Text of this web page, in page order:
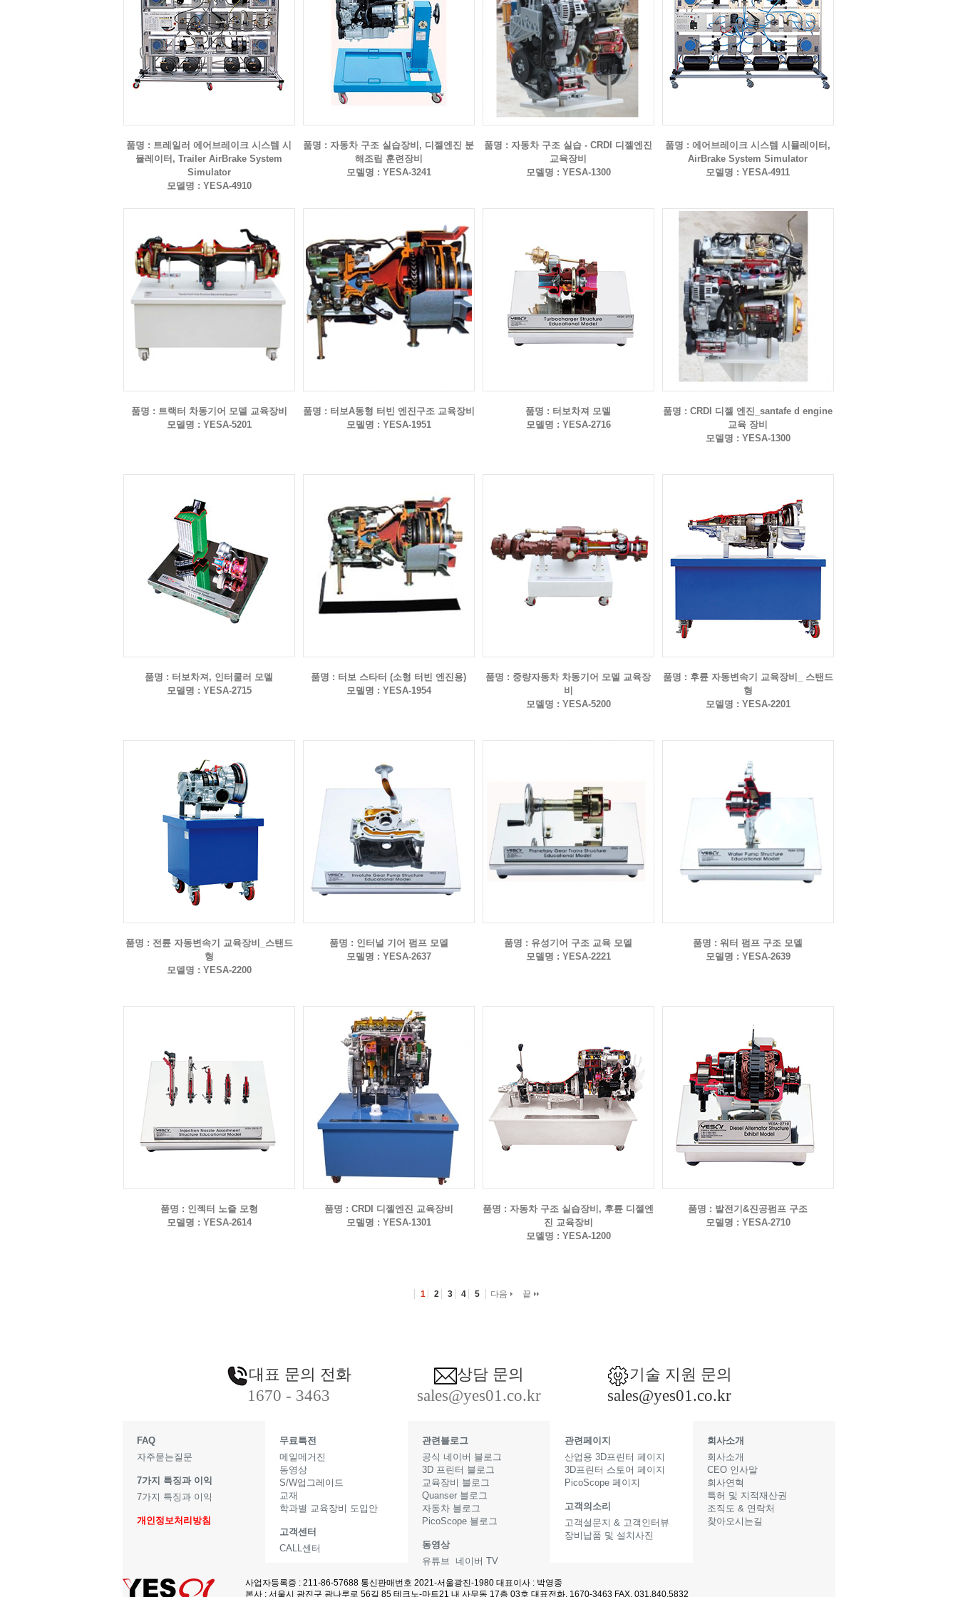
품명 : 트레일러 에어브레이크 시스템 시
뮬레이터, Trailer AirBrake System
Simulator
모델명 : YESA-4910
품명 : 자동차 구조 실습장비, 디젤엔진 분
해조립 훈련장비
모델명 : YESA-3241
품명 : 자동차 구조 실습 - CRDI 디젤엔진
교육장비
모델명 : YESA-1300
품명 : 에어브레이크 시스템 시뮬레이터,
AirBrake System Simulator
모델명 : YESA-4911
품명 : 트랙터 차동기어 모델 교육장비
모델명 : YESA-5201
품명 : 터보A동형 터빈 엔진구조 교육장비
모델명 : YESA-1951
품명 : 터보차져 모델
모델명 : YESA-2716
품명 : CRDI 디젤 엔진_santafe d engine
교육 장비
모델명 : YESA-1300
품명 : 터보차져, 인터쿨러 모델
모델명 : YESA-2715
품명 : 터보 스타터 (소형 터빈 엔진용)
모델명 : YESA-1954
품명 : 중량자동차 차동기어 모델 교육장
비
모델명 : YESA-5200
품명 : 후륜 자동변속기 교육장비_ 스탠드
형
모델명 : YESA-2201
품명 : 전륜 자동변속기 교육장비_스탠드
형
모델명 : YESA-2200
품명 : 인터널 기어 펌프 모델
모델명 : YESA-2637
품명 : 유성기어 구조 교육 모델
모델명 : YESA-2221
품명 : 워터 펌프 구조 모델
모델명 : YESA-2639
품명 : 인젝터 노즐 모형
모델명 : YESA-2614
품명 : CRDI 디젤엔진 교육장비
모델명 : YESA-1301
품명 : 자동차 구조 실습장비, 후륜 디젤엔
진 교육장비
모델명 : YESA-1200
품명 : 발전기&진공펌프 구조
모델명 : YESA-2710
1 2 3 4 5 다음 끝
대표 문의 전화
1670 - 3463
상담 문의
sales@yes01.co.kr
기술 지원 문의
sales@yes01.co.kr
FAQ
자주묻는질문
7가지 특징과 이익
7가지 특징과 이익
개인정보처리방침
무료특전
메일메거진
동영상
S/W업그레이드
교재
학과별 교육장비 도입안
고객센터
CALL센터
관련블로그
공식 네이버 블로그
3D 프린터 블로그
교육장비 블로그
Quanser 블로그
자동차 블로그
PicoScope 블로그
동영상
유튜브
네이버 TV
관련페이지
산업용 3D프린터 페이지
3D프린터 스토어 페이지
PicoScope 페이지
고객의소리
고객설문지 & 고객인터뷰
장비납품 및 설치사진
회사소개
회사소개
CEO 인사말
회사연혁
특허 및 지적재산권
조직도 & 연락처
찾아오시는길
사업자등록증 : 211-86-57688 통신판매번호 2021-서울광진-1980 대표이사 : 박영종
본사 : 서울시 광진구 광나루로 56길 85 테크노-마트21 내 사무동 17층 03호 대표전화. 1670-3463 FAX. 031.840.5832